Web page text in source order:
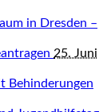
in Dresden –
25. Juni
Behinderungen